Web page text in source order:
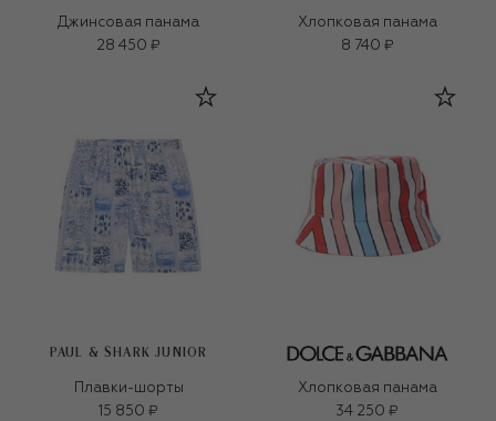
Джинсовая панама
28 450 ₽
Хлопковая панама
8 740 ₽
PAUL & SHARK JUNIOR
Плавки-шорты
15 850 ₽
Хлопковая панама
34 250 ₽